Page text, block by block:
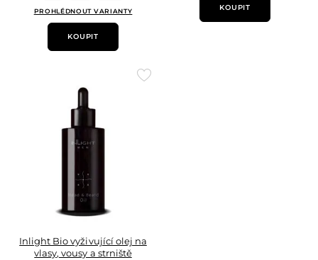
PROHLÉDNOUT VARIANTY
KOUPIT
KOUPIT
Přidat
Inlight Bio vyživující olej na
vlasy, vousy a strniště